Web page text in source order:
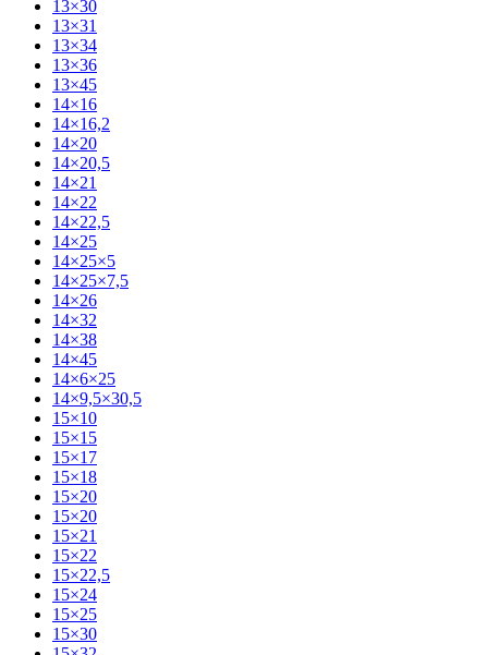
13×30
13×31
13×34
13×36
13×45
14×16
14×16,2
14×20
14×20,5
14×21
14×22
14×22,5
14×25
14×25×5
14×25×7,5
14×26
14×32
14×38
14×45
14×6×25
14×9,5×30,5
15×10
15×15
15×17
15×18
15×20
15×20
15×21
15×22
15×22,5
15×24
15×25
15×30